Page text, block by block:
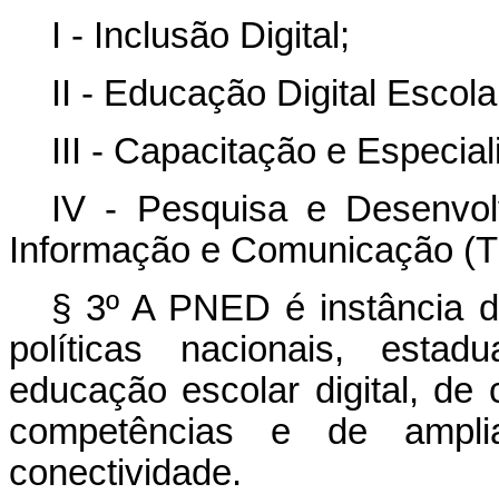
I - Inclusão Digital;
II - Educação Digital
III - Capacitação e
IV - Pesquisa e
Informação e Comunicação
§ 3º A PNED é instância
políticas nacionais,
educação escolar digital, de
competências e de
conectividade.